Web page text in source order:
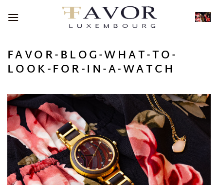
au
FAVOR-BLOG-WHAT-TO-
LOOK-FOR-IN-A-WATCH